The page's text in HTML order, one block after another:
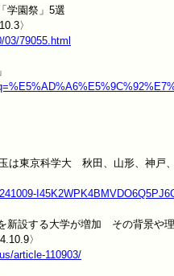
学園祭」5選
79055.html
は東京科学大　秋田、山形、神戸
新設する大学が増加　その背景や
article-110903/